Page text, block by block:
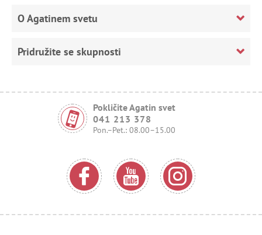
O Agatinem svetu
Pridružite se skupnosti
Pokličite Agatin svet
041 213 378
Pon.–Pet.: 08.00–15.00